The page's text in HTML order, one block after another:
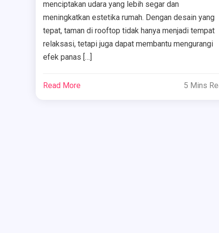
menciptakan udara yang lebih segar dan
meningkatkan estetika rumah. Dengan desain yang
tepat, taman di rooftop tidak hanya menjadi tempat
relaksasi, tetapi juga dapat membantu mengurangi
efek panas […]
Read More 5 Mins